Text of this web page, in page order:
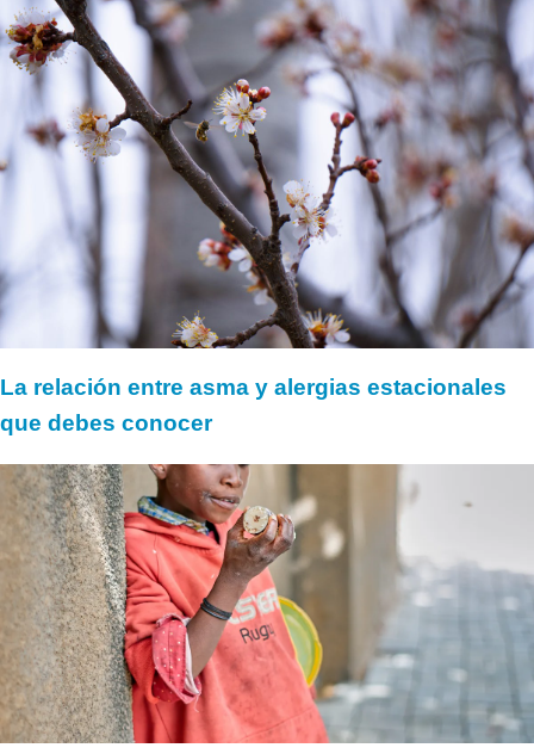
La relación entre asma y alergias estacionales
que debes conocer